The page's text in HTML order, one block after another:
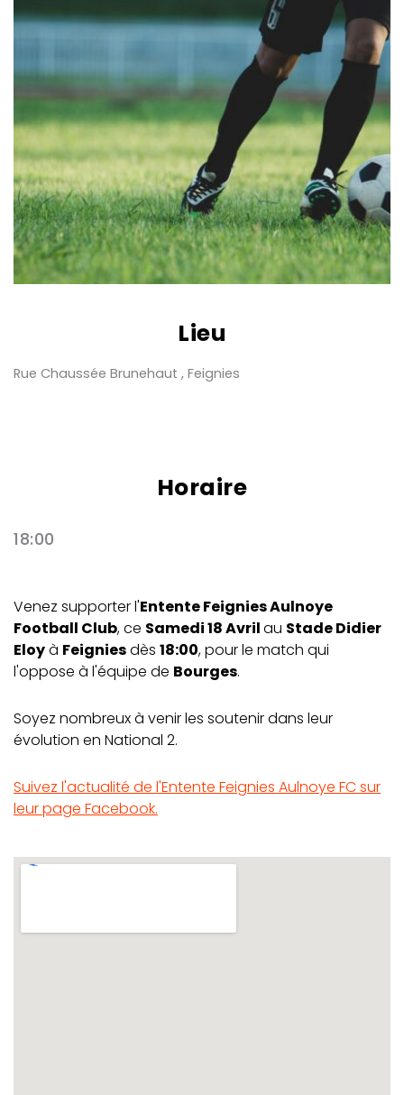
Lieu
Rue Chaussée Brunehaut , Feignies
Horaire
18:00
Venez supporter l'Entente Feignies Aulnoye
Football Club, ce Samedi 18 Avrilau Stade Didier
Eloyà Feigniesdès 18:00, pour le match qui
l'oppose à l'équipe de Bourges.
Soyez nombreux à venir les soutenir dans leur
évolution en National 2.
Suivez l'actualité de l'Entente Feignies Aulnoye FC sur
leur page Facebook.